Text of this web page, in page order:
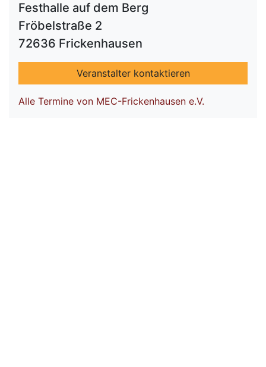
Festhalle auf dem Berg
Fröbelstraße 2
72636 Frickenhausen
Veranstalter kontaktieren
Alle Termine von MEC-Frickenhausen e.V.